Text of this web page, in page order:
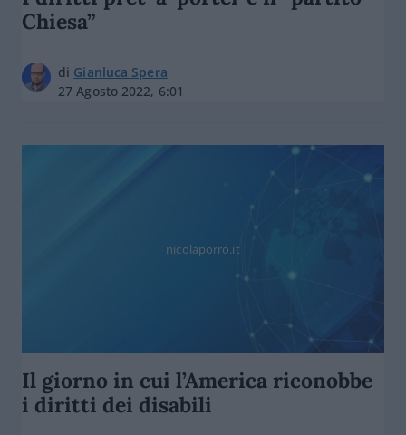
Chiesa”
di Gianluca Spera
27 Agosto 2022, 6:01
nicolaporro.it
Il giorno in cui l’America riconobbe
i diritti dei disabili